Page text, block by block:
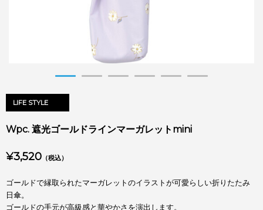
LIFE STYLE
Wpc. 遮光ゴールドラインマーガレットmini
¥3,520 （税込）
ゴールドで縁取られたマーガレットのイラストが可愛らしい折りたたみ
日傘。
ゴールドの手元が高級感と華やかさを演出します。